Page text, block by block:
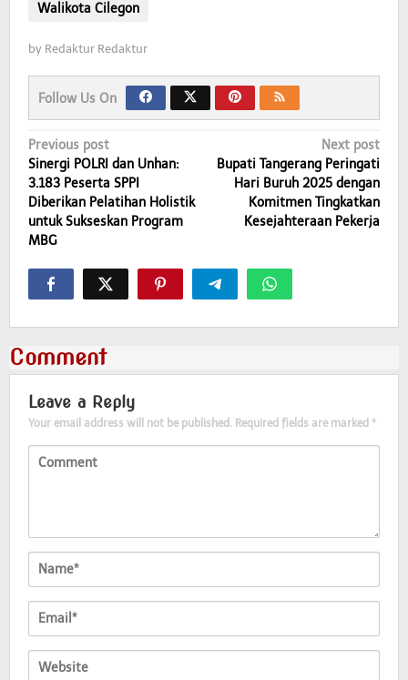
Walikota Cilegon
by Redaktur Redaktur
Follow Us On
Post
navigation
Previous post
Sinergi POLRI dan Unhan:
3.183 Peserta SPPI
Diberikan Pelatihan Holistik
untuk Sukseskan Program
MBG
Next post
Bupati Tangerang Peringati
Hari Buruh 2025 dengan
Komitmen Tingkatkan
Kesejahteraan Pekerja
Comment
Leave a Reply
Your email address will not be published. Required fields are marked *